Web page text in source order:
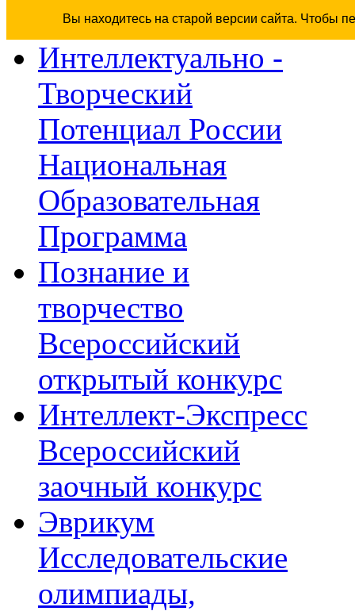
Вы находитесь на старой версии сайта. Чтобы
Интеллектуально -
Творческий
Потенциал России
Национальная
Образовательная
Программа
Познание и
творчество
Всероссийский
открытый конкурс
Интеллект-Экспресс
Всероссийский
заочный конкурс
Эврикум
Исследовательские
олимпиады,